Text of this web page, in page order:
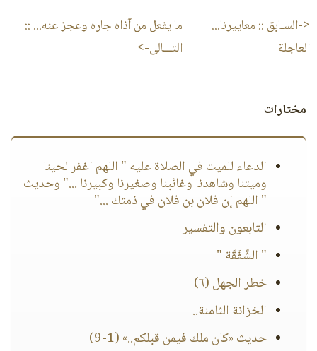
<-السـابق :: معاييرنا...
العاجلة
ما يفعل من آذاه جاره وعجز عنه... ::
التـــالى->
مختارات
الدعاء للميت في الصلاة عليه " اللهم اغفر لحينا
وميتنا وشاهدنا وغائبنا وصغيرنا وكبيرنا ..." وحديث
" اللهم إن فلان بن فلان في ذمتك ..."
التابعون والتفسير
" الشَّفَقَة "
خطر الجهل (٦)
الخزانة الثامنة..
حديث «كان ملك فيمن قبلكم..» (1-9)